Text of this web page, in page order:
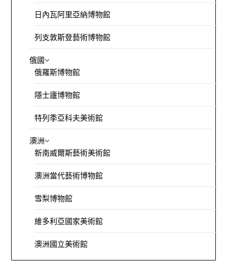
日內瓦阿里亞納博物館
列支敦斯登藝術博物館
俄國
俄羅斯博物館
隱士廬博物館
特列季亞科夫美術館
澳洲
新南威爾斯藝術美術館
澳洲當代藝術博物館
雪梨博物館
維多利亞國家美術館
澳洲國立美術館